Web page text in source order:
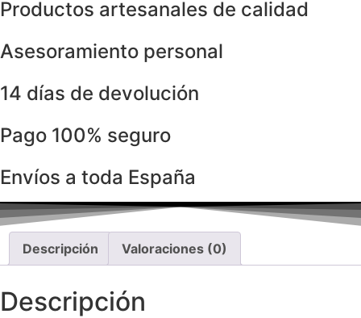
Productos artesanales de calidad
Asesoramiento personal
14 días de devolución
Pago 100% seguro
Envíos a toda España
Descripción Valoraciones (0)
Descripción